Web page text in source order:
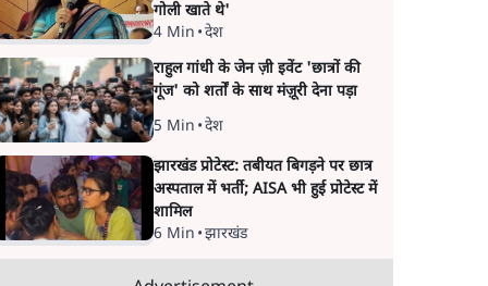
गोली खाते थे'
4 Min •देश
राहुल गांधी के जेन ज़ी इवेंट 'छात्रों की
गूंज' को शर्तों के साथ मंज़ूरी देना पड़ा
5 Min •देश
झारखंड प्रोटेस्ट: तबीयत बिगड़ने पर छात्र
अस्पताल में भर्ती; AISA भी हुई प्रोटेस्ट में
शामिल
6 Min •झारखंड